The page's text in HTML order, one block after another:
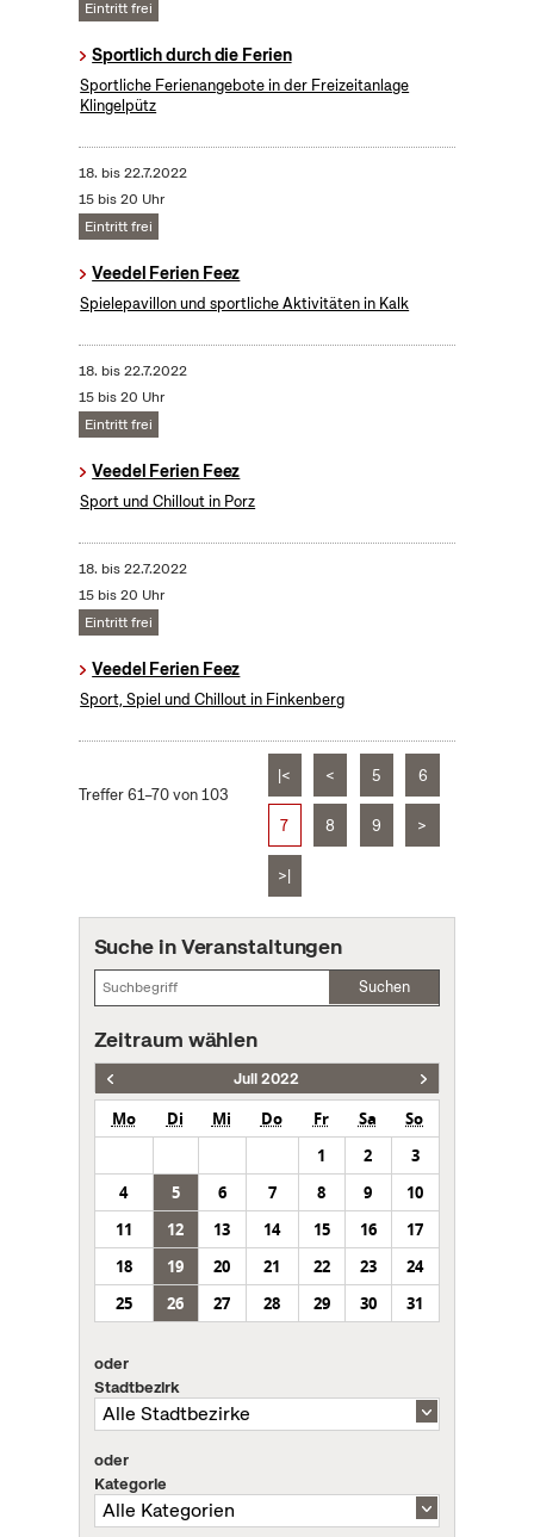
Eintritt frei
Sportlich durch die Ferien
Sportliche Ferienangebote in der Freizeitanlage
Klingelpütz
18. bis22.7.2022
15 bis 20 Uhr
Eintritt frei
Veedel Ferien Feez
Spielepavillon und sportliche Aktivitäten in Kalk
18. bis22.7.2022
15 bis 20 Uhr
Eintritt frei
Veedel Ferien Feez
Sport und Chillout in Porz
18. bis22.7.2022
15 bis 20 Uhr
Eintritt frei
Veedel Ferien Feez
Sport, Spiel und Chillout in Finkenberg
Treffer 61–70 von 103
|< < 5 6
7 8 9 >
>|
Suche in Veranstaltungen
Suchen
Zeitraum wählen
Juli 2022
Mo Di Mi Do Fr Sa
So
1
2
3
4
5 6 7 8 9
10
11
12 13 14 15 16
17
18
19 20 21 22 23
24
25
26 27 28 29 30 31
oder
Stadtbezirk
oder
Kategorie